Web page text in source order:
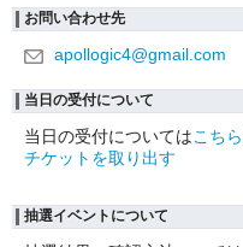
お問い合わせ先
apollogic4@gmail.com
当日の受付について
当日の受付についてはこちら
チケットを取り出す
抽選イベントについて